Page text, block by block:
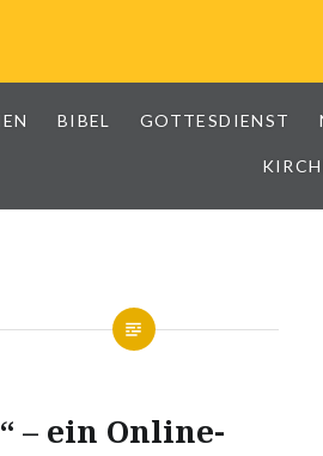
BIBEL GOTTESDIENST
– ein Online-